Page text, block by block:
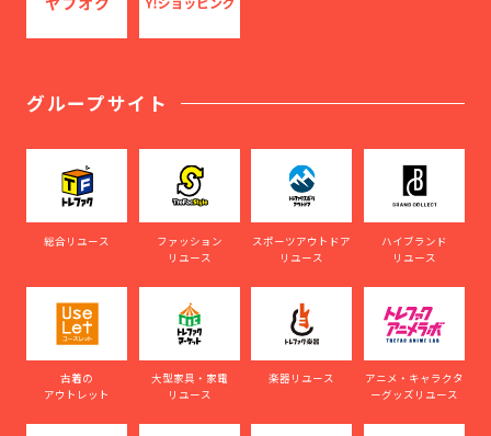
グループサイト
総合リユース
ファッション
リユース
スポーツアウトドア
リユース
ハイブランド
リユース
古着の
アウトレット
大型家具・家電
リユース
楽器リユース
アニメ・キャラクタ
ーグッズリユース